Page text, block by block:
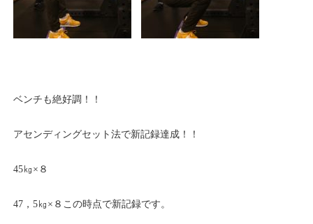
ベンチも絶好調！！
アセンディングセット法で新記録達成！！
45㎏×８
47，5㎏×８この時点で新記録です。